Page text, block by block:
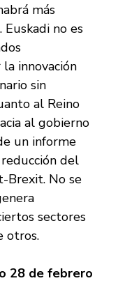
más
no es
innovación
sin
al Reino
al gobierno
un informe
del
Brexit. No se
sectores
otros.
28 de febrero